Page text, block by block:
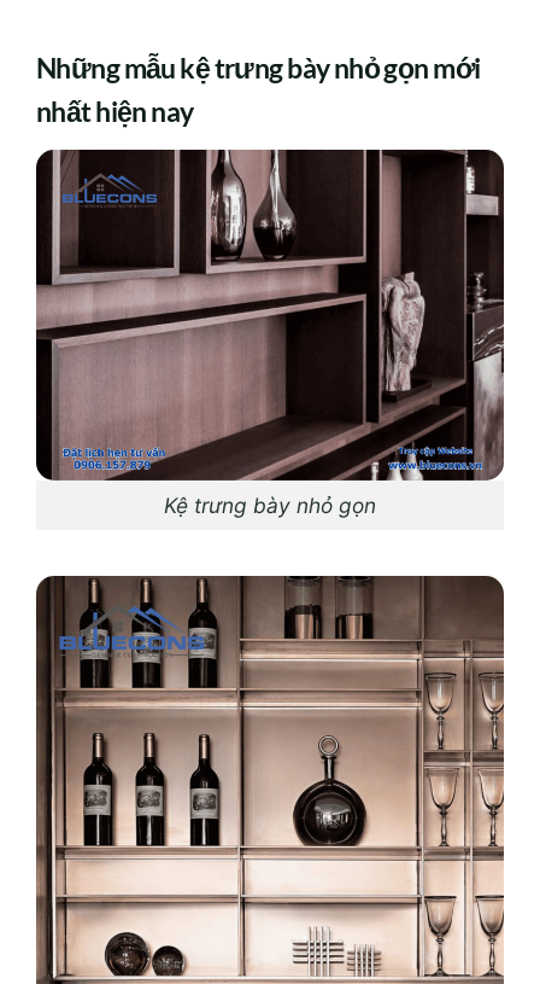
Những mẫu kệ trưng bày nhỏ gọn mới
nhất hiện nay
Kệ trưng bày nhỏ gọn